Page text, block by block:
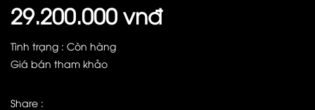
29.200.000 vnđ
Tình trạng : Còn hàng
Giá bán tham khảo
Share :